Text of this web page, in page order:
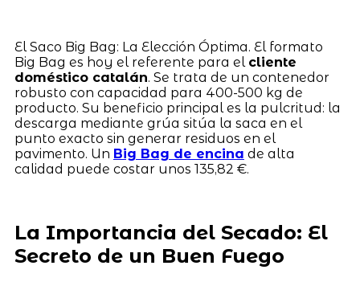
El Saco Big Bag: La Elección Óptima. El formato
Big Bag es hoy el referente para el cliente
doméstico catalán. Se trata de un contenedor
robusto con capacidad para 400-500 kg de
producto. Su beneficio principal es la pulcritud: la
descarga mediante grúa sitúa la saca en el
punto exacto sin generar residuos en el
pavimento. Un Big Bag de encina de alta
calidad puede costar unos 135,82 €.
La Importancia del Secado: El
Secreto de un Buen Fuego